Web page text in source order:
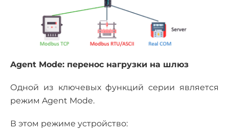
Agent Mode: перенос нагрузки на шлюз
Одной из ключевых функций серии является
режим Agent Mode.
В этом режиме устройство: